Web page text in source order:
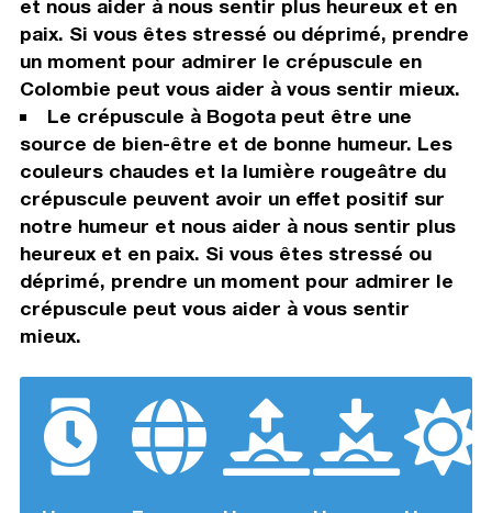
et nous aider à nous sentir plus heureux et en
paix. Si vous êtes stressé ou déprimé, prendre
un moment pour admirer le crépuscule en
Colombie peut vous aider à vous sentir mieux.
Le crépuscule à Bogota peut être une
source de bien-être et de bonne humeur. Les
couleurs chaudes et la lumière rougeâtre du
crépuscule peuvent avoir un effet positif sur
notre humeur et nous aider à nous sentir plus
heureux et en paix. Si vous êtes stressé ou
déprimé, prendre un moment pour admirer le
crépuscule peut vous aider à vous sentir
mieux.